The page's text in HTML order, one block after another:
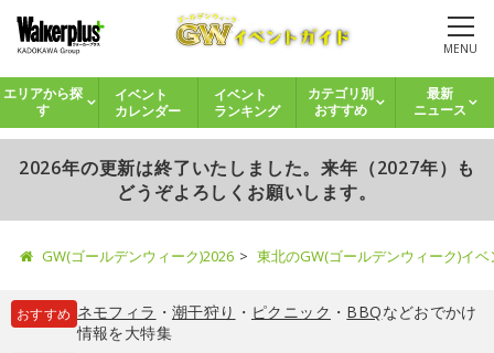
MENU
エリアから探
す
イベント
カレンダー
イベント
ランキング
カテゴリ別
おすすめ
最新
ニュース
2026年の更新は終了いたしました。来年（2027年）も
どうぞよろしくお願いします。
GW(ゴールデンウィーク)2026 東北のGW(ゴールデンウィーク)イ
おすすめ ネモフィラ ・ 潮干狩り ・ ピクニック ・ BBQなどおでかけ
情報を大特集